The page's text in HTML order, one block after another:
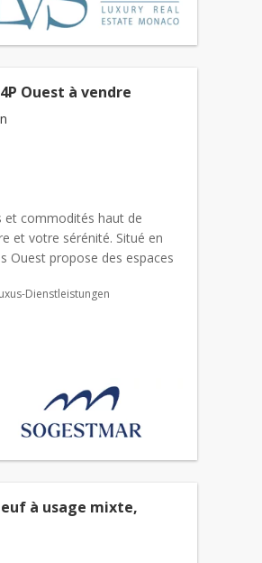
Ouest à vendre
et commodités haut de
et votre sérénité. Situé en
Ouest propose des espaces
Dienstleistungen
à usage mixte,